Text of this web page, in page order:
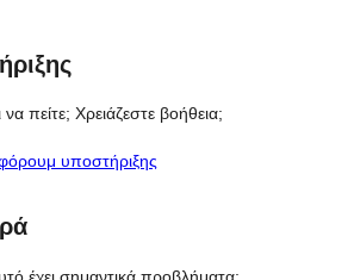
να πείτε; Χρειάζεστε βοήθεια;
υποστήριξης